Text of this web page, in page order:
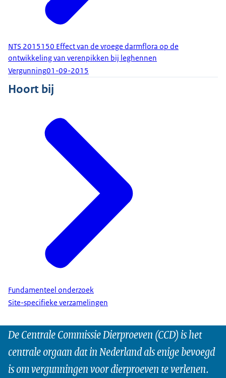
NTS 2015150 Effect van de vroege darmflora op de
ontwikkeling van verenpikken bij leghennen
Vergunning01-09-2015
Hoort bij
Fundamenteel onderzoek
Site-specifieke verzamelingen
De Centrale Commissie Dierproeven (CCD) is het
centrale orgaan dat in Nederland als enige bevoegd
is om vergunningen voor dierproeven te verlenen.